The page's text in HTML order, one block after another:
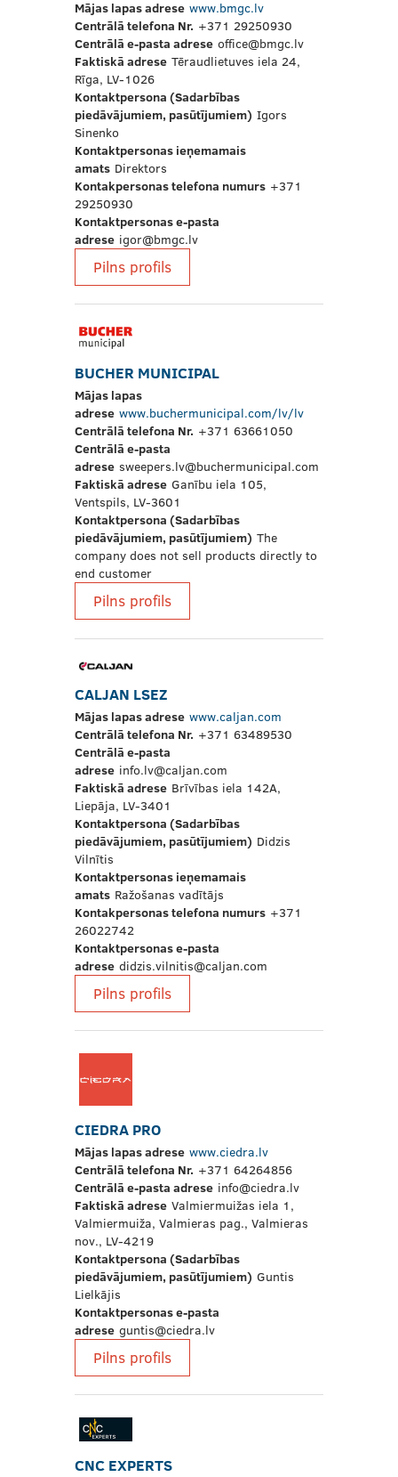
Mājas lapas adrese www.bmgc.lv
Centrālā telefona Nr. +371 29250930
Centrālā e-pasta adrese office@bmgc.lv
Faktiskā adrese Tēraudlietuves iela 24,
Rīga, LV-1026
Kontaktpersona (Sadarbības
piedāvājumiem, pasūtījumiem) Igors
Sinenko
Kontaktpersonas ieņemamais
amats Direktors
Kontakpersonas telefona numurs +371
29250930
Kontaktpersonas e-pasta
adrese igor@bmgc.lv
Pilns profils
BUCHER MUNICIPAL
Mājas lapas
adrese www.buchermunicipal.com/lv/lv
Centrālā telefona Nr. +371 63661050
Centrālā e-pasta
adrese sweepers.lv@buchermunicipal.com
Faktiskā adrese Ganību iela 105,
Ventspils, LV-3601
Kontaktpersona (Sadarbības
piedāvājumiem, pasūtījumiem) The
company does not sell products directly to
end customer
Pilns profils
CALJAN LSEZ
Mājas lapas adrese www.caljan.com
Centrālā telefona Nr. +371 63489530
Centrālā e-pasta
adrese info.lv@caljan.com
Faktiskā adrese Brīvības iela 142A,
Liepāja, LV-3401
Kontaktpersona (Sadarbības
piedāvājumiem, pasūtījumiem) Didzis
Vilnītis
Kontaktpersonas ieņemamais
amats Ražošanas vadītājs
Kontakpersonas telefona numurs +371
26022742
Kontaktpersonas e-pasta
adrese didzis.vilnitis@caljan.com
Pilns profils
CIEDRA PRO
Mājas lapas adrese www.ciedra.lv
Centrālā telefona Nr. +371 64264856
Centrālā e-pasta adrese info@ciedra.lv
Faktiskā adrese Valmiermuižas iela 1,
Valmiermuiža, Valmieras pag., Valmieras
nov., LV-4219
Kontaktpersona (Sadarbības
piedāvājumiem, pasūtījumiem) Guntis
Lielkājis
Kontaktpersonas e-pasta
adrese guntis@ciedra.lv
Pilns profils
CNC EXPERTS